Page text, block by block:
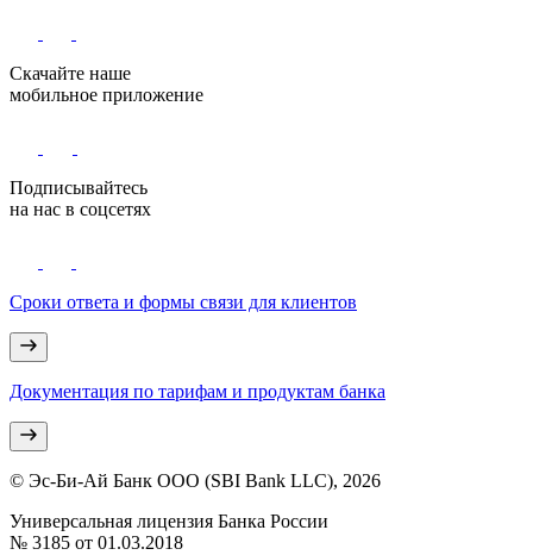
Скачайте наше
мобильное приложение
Подписывайтесь
на нас в соцсетях
Сроки ответа и формы связи для клиентов
Документация по тарифам и продуктам банка
© Эс-Би-Ай Банк ООО (SBI Bank LLC), 2026
Универсальная лицензия Банка России
№ 3185 от 01.03.2018